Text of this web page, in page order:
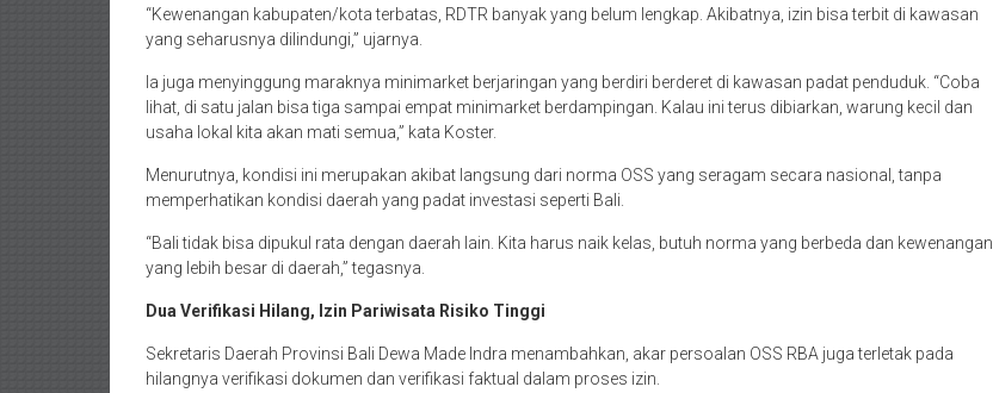
“Kewenangan kabupaten/kota terbatas, RDTR banyak yang belum lengkap. Akibatnya, izin bisa terbit di kawasan
yang seharusnya dilindungi,” ujarnya.
Ia juga menyinggung maraknya minimarket berjaringan yang berdiri berderet di kawasan padat penduduk. “Coba
lihat, di satu jalan bisa tiga sampai empat minimarket berdampingan. Kalau ini terus dibiarkan, warung kecil dan
usaha lokal kita akan mati semua,” kata Koster.
Menurutnya, kondisi ini merupakan akibat langsung dari norma OSS yang seragam secara nasional, tanpa
memperhatikan kondisi daerah yang padat investasi seperti Bali.
“Bali tidak bisa dipukul rata dengan daerah lain. Kita harus naik kelas, butuh norma yang berbeda dan kewenangan
yang lebih besar di daerah,” tegasnya.
Dua Verifikasi Hilang, Izin Pariwisata Risiko Tinggi
Sekretaris Daerah Provinsi Bali Dewa Made Indra menambahkan, akar persoalan OSS RBA juga terletak pada
hilangnya verifikasi dokumen dan verifikasi faktual dalam proses izin.